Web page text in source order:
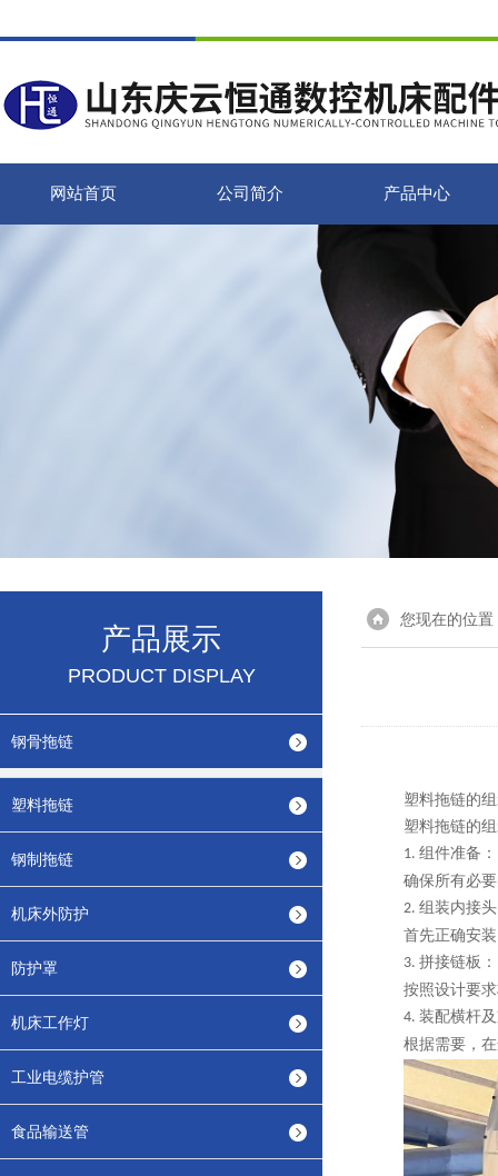
网站首页 公司简介 产品中心
产品展示
PRODUCT DISPLAY
钢骨拖链
塑料拖链
钢制拖链
机床外防护
防护罩
机床工作灯
工业电缆护管
食品输送管
您现在的位置
塑料拖链的
塑料拖链的
1. 组件准备：
确保所有必
2. 组装内接
首先正确安
3. 拼接链板：
按照设计要
4. 装配横杆
根据需要，